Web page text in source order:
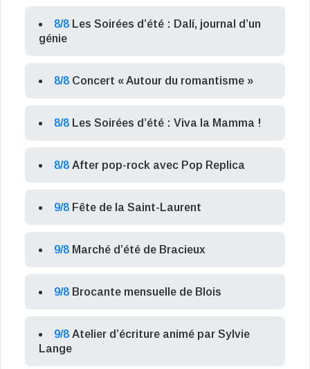
8/8 Les Soirées d’été : Dalí, journal d’un
génie
8/8 Concert « Autour du romantisme »
8/8 Les Soirées d’été : Viva la Mamma !
8/8 After pop-rock avec Pop Replica
9/8 Fête de la Saint-Laurent
9/8 Marché d’été de Bracieux
9/8 Brocante mensuelle de Blois
9/8 Atelier d’écriture animé par Sylvie
Lange